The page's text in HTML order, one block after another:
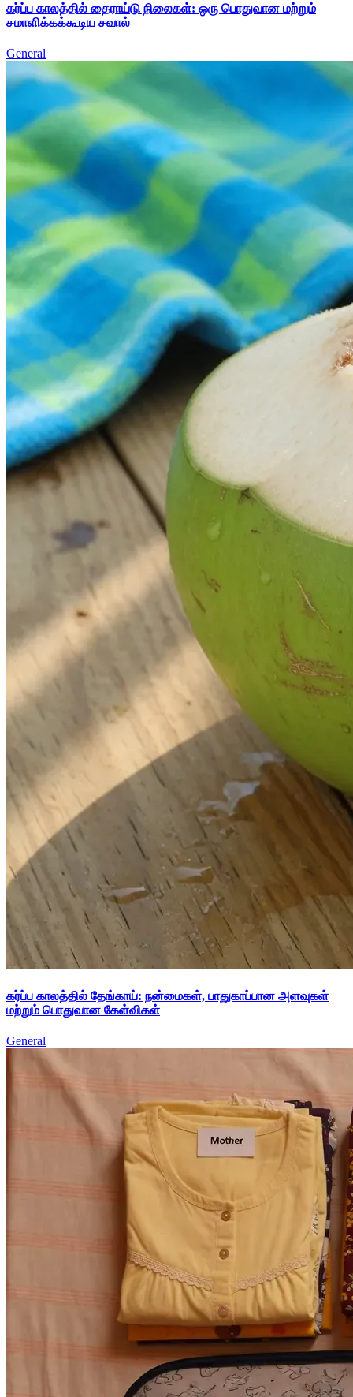
கர்ப்ப காலத்தில் தைராய்டு நிலைகள்: ஒரு பொதுவான மற்றும்
சமாளிக்கக்கூடிய சவால்
General
கர்ப்ப காலத்தில் தேங்காய்: நன்மைகள், பாதுகாப்பான அளவுகள்
மற்றும் பொதுவான கேள்விகள்
General